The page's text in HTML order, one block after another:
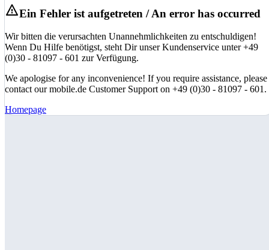
Ein Fehler ist aufgetreten / An error has occurred
Wir bitten die verursachten Unannehmlichkeiten zu entschuldigen!
Wenn Du Hilfe benötigst, steht Dir unser Kundenservice unter +49
(0)30 - 81097 - 601 zur Verfügung.
We apologise for any inconvenience! If you require assistance, please
contact our mobile.de Customer Support on +49 (0)30 - 81097 - 601.
Homepage